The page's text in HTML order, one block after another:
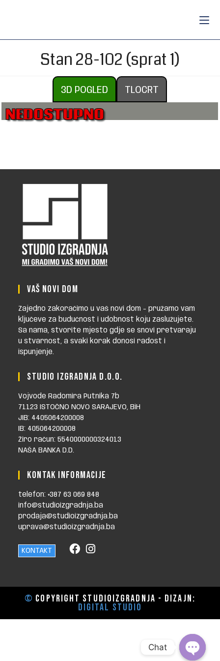
Stan 28-102 (sprat 1)
3D POGLED TLOCRT
NEDOSTUPNO
VAŠ NOVI DOM
Zajedno zakoračimo u vaš novi dom - pružamo vam
ključeve za budućnost i udobnost koju zaslužujete.
Sa nama, stvorite mjesto gdje se snovi pretvaraju
u stvarnost, a svaki korak donosi radost i
ispunjenje.
STUDIO IZGRADNJA D.O.O.
Vojvode Radomira Putnika 7b
71123 ISTOČNO NOVO SARAJEVO, BiH
JIB: 4405064200008
IB: 405064200008
Žiro račun: 5540000000324013
NAŠA BANKA D.D.
KONTAK INFORMACIJE
telefon: +387 63 069 848
info@studioizgradnja.ba
prodaja@studioizgradnja.ba
uprava@studioizgradnja.ba
KONTAKT
© Copyright STUDIOIZGRADNJA - dizajn:
Digital Studio
Chat